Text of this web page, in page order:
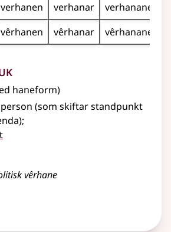
verhanen verhanar
verhanane
vêrhanen vêrhanar vêrhanane
haneform)
person (som skiftar standpunkt
;
vêrhane